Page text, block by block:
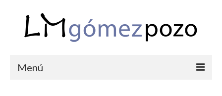
Menú